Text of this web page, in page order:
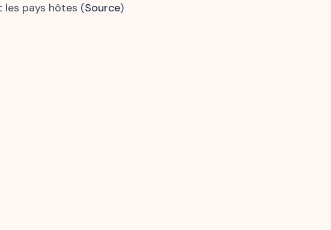
les pays hôtes (Source)